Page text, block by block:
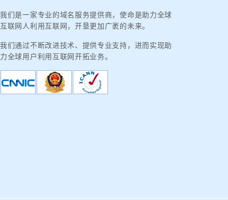
我们是一家专业的域名服务提供商，使命是助力全球
互联网人利用互联网，开垦更加广袤的未来。
我们通过不断改进技术、提供专业支持，进而实现助
力全球用户利用互联网开拓业务。